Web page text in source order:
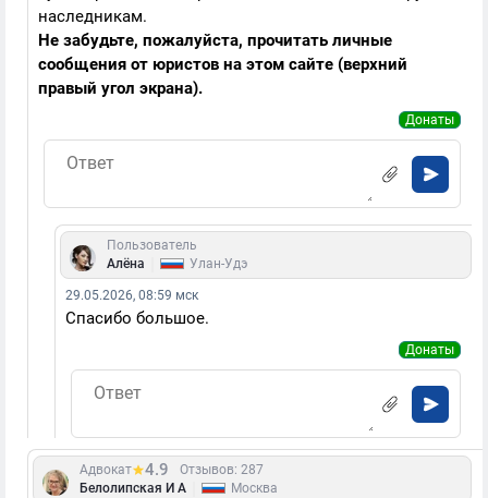
наследникам.
Не забудьте, пожалуйста, прочитать личные
сообщения от юристов на этом сайте (верхний
правый угол экрана).
Донаты
Пользователь
Алёна
Улан-Удэ
29.05.2026, 08:59 мск
Спасибо большое.
Донаты
Адвокат 4.9
Отзывов: 287
Белолипская И А
Москва